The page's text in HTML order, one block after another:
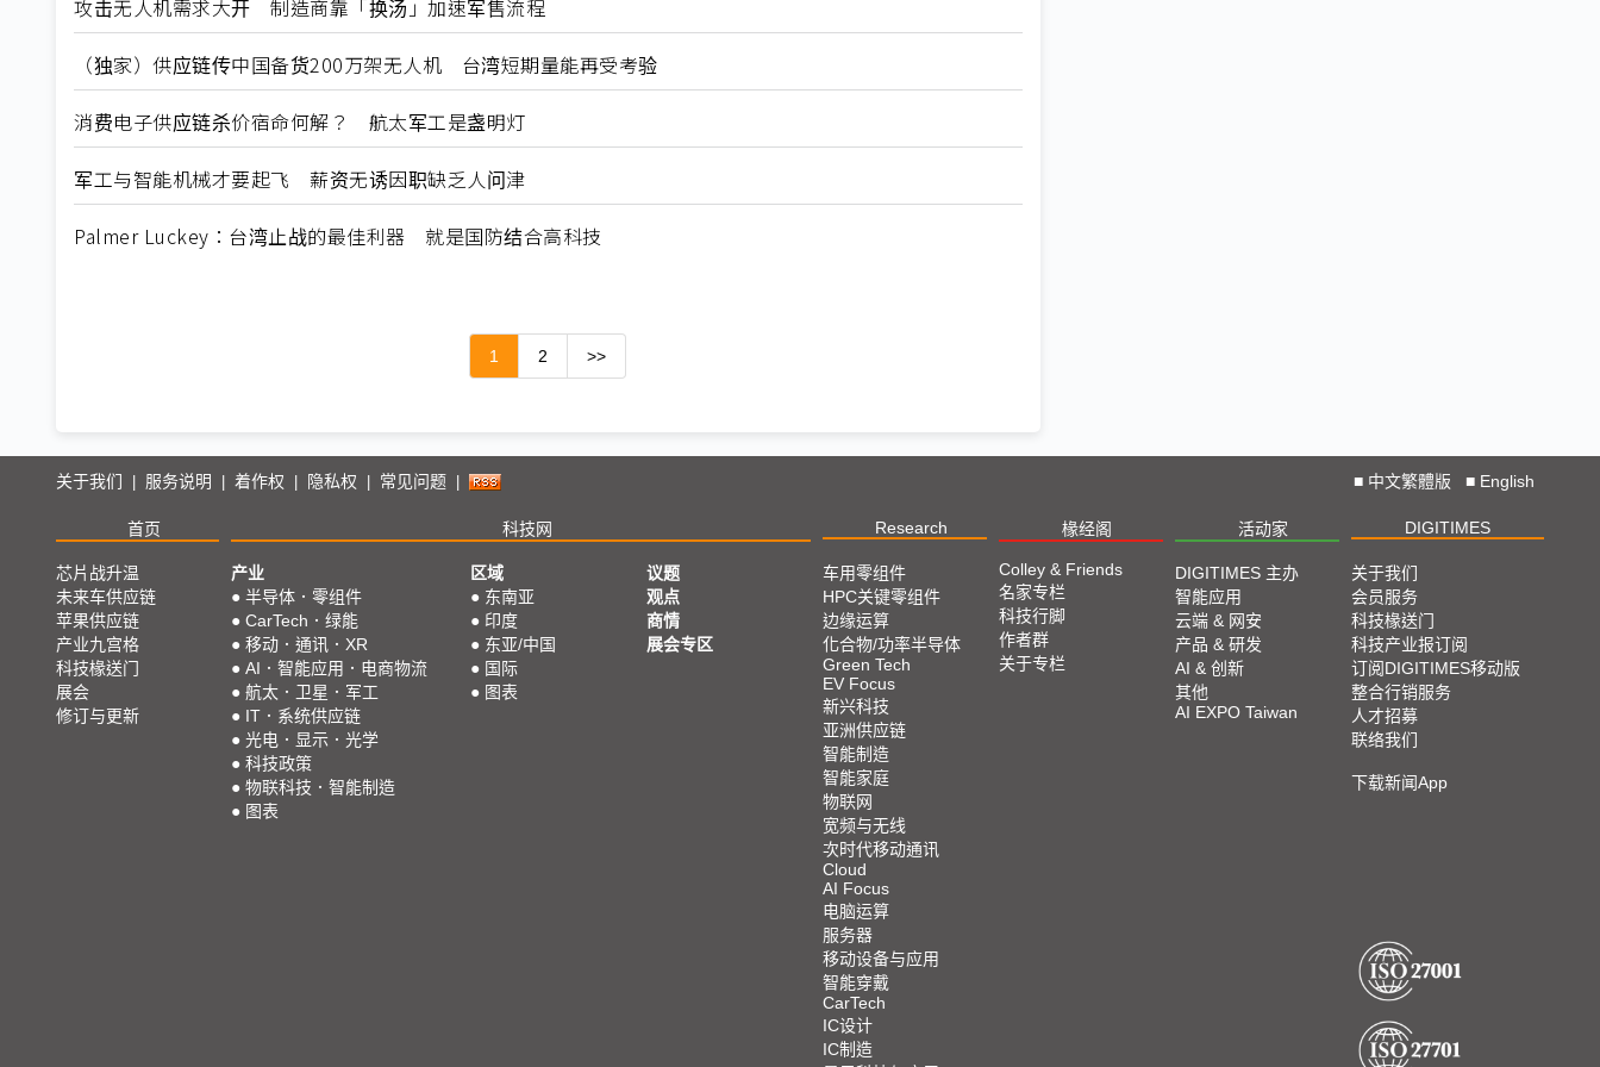
攻击无人机需求大开 制造商靠「换汤」加速军售流程
（独家）供应链传中国备货200万架无人机 台湾短期量能再受考验
消费电子供应链杀价宿命何解？ 航太军工是盏明灯
军工与智能机械才要起飞 薪资无诱因职缺乏人问津
Palmer Luckey：台湾止战的最佳利器 就是国防结合高科技
1 2 >>
关于我们 服务说明 着作权 隐私权 常见问题 ■ 中文繁體版 ■ English
首页 科技网 Research 椽经阁 活动家 DIGITIMES
芯片战升温
未来车供应链
苹果供应链
产业九宫格
科技椽送门
展会
修订与更新
产业
● 半导体．零组件
● CarTech．绿能
● 移动．通讯．XR
● AI．智能应用．电商物流
● 航太．卫星．军工
● IT．系统供应链
● 光电．显示．光学
● 科技政策
● 物联科技．智能制造
● 图表
区域
● 东南亚
● 印度
● 东亚/中国
● 国际
● 图表
议题
观点
商情
展会专区
车用零组件
HPC关键零组件
边缘运算
化合物/功率半导体
Green Tech
EV Focus
新兴科技
亚洲供应链
智能制造
智能家庭
物联网
宽频与无线
次时代移动通讯
Cloud
AI Focus
电脑运算
服务器
移动设备与应用
智能穿戴
CarTech
IC设计
IC制造
Colley & Friends
名家专栏
科技行脚
作者群
关于专栏
DIGITIMES 主办
智能应用
云端 & 网安
产品 & 研发
AI & 创新
其他
AI EXPO Taiwan
关于我们
会员服务
科技椽送门
科技产业报订阅
订阅DIGITIMES移动版
整合行销服务
人才招募
联络我们
下载新闻App